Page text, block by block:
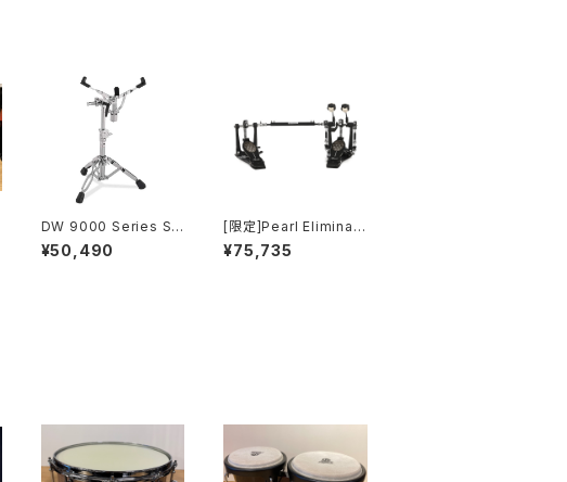
DW 9000 Series Sn
are Stand DWCP93
00
¥50,490
[限定]Pearl Eliminat
or 25th Anniversary
Limited Edition P-2
¥75,735